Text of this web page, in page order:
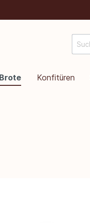
Brote Konfitüren